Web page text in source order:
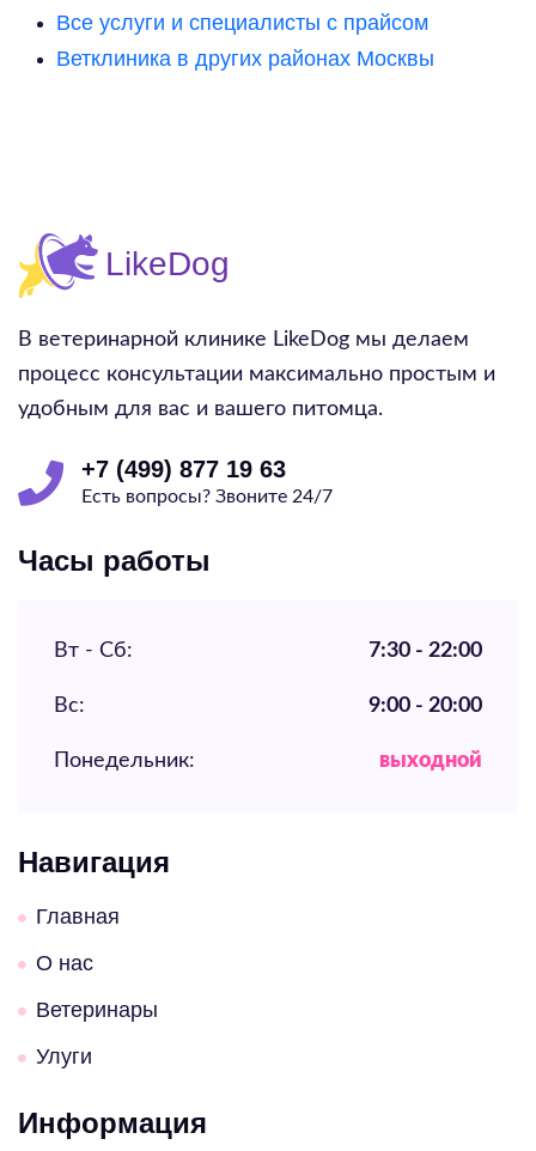
Все услуги и специалисты с прайсом
Ветклиника в других районах Москвы
В ветеринарной клинике LikeDog мы делаем
процесс консультации максимально простым и
удобным для вас и вашего питомца.
+7 (499) 877 19 63
Есть вопросы? Звоните 24/7
Часы работы
Вт - Сб: 7:30 - 22:00
Вс: 9:00 - 20:00
Понедельник: выходной
Навигация
Главная
О нас
Ветеринары
Улуги
Информация